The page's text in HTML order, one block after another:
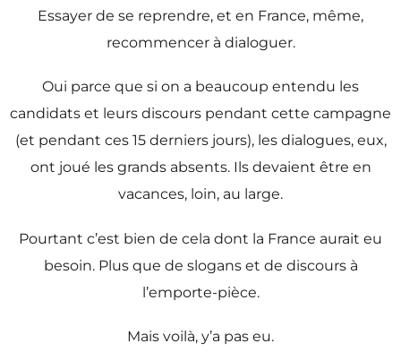
Essayer de se reprendre, et en France, même,
recommencer à dialoguer.
Oui parce que si on a beaucoup entendu les
candidats et leurs discours pendant cette campagne
(et pendant ces 15 derniers jours), les dialogues, eux,
ont joué les grands absents. Ils devaient être en
vacances, loin, au large.
Pourtant c’est bien de cela dont la France aurait eu
besoin. Plus que de slogans et de discours à
l’emporte-pièce.
Mais voilà, y’a pas eu.